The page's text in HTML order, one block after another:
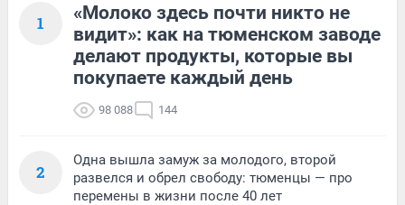
1
«Молоко здесь почти никто не
видит»: как на тюменском заводе
делают продукты, которые вы
покупаете каждый день
98 088 144
2
Одна вышла замуж за молодого, второй
развелся и обрел свободу: тюменцы — про
перемены в жизни после 40 лет